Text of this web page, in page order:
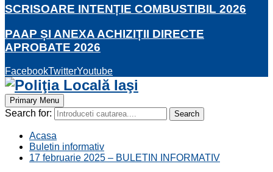
SCRISOARE INTENȚIE COMBUSTIBIL 2026
PAAP ȘI ANEXA ACHIZIȚII DIRECTE
APROBATE 2026
FacebookTwitterYoutube
Primary Menu
Search for: Search
Acasa
Buletin informativ
17 februarie 2025 – BULETIN INFORMATIV